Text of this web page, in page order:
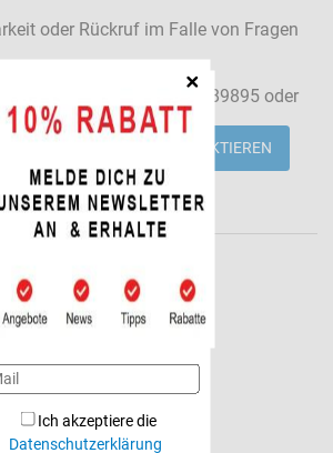
Ich akzeptiere die
Datenschutzerklärung
oder Rückruf im Falle von Fragen
Tel.: +49 - 3834 - 3189895 oder
SUPPORT KONTAKTIEREN